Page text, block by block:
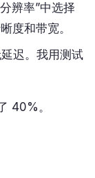
辨率”中选择
度和带宽。
迟。我用测试
40%。